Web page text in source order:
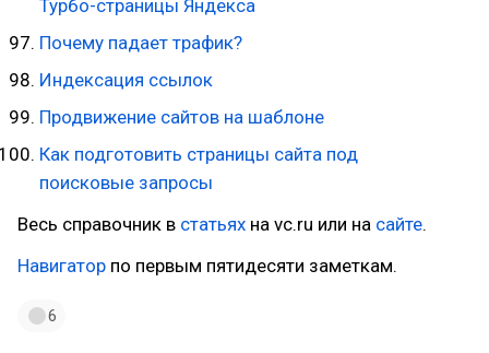
Турбо-страницы Яндекса
Почему падает трафик?
Индексация ссылок
Продвижение сайтов на шаблоне
Как подготовить страницы сайта под
поисковые запросы
Весь справочник в статьях на vc.ru или на сайте.
Навигатор по первым пятидесяти заметкам.
6